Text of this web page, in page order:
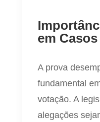
em
A prova
fundamental
votação. A
alegações